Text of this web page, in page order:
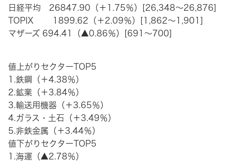
日経平均 26847.90（＋1.75％）[26,348～26,876]
TOPIX 1899.62（＋2.09％）[1,862～1,901]
マザーズ 694.41（▲0.86％）[691～700]
値上がりセクターTOP5
1.鉄鋼（＋4.38％）
2.鉱業（＋3.84％）
3.輸送用機器（＋3.65％）
4.ガラス・土石（＋3.49％）
5.非鉄金属（＋3.44％）
値下がりセクターTOP5
1.海運（▲2.78％）